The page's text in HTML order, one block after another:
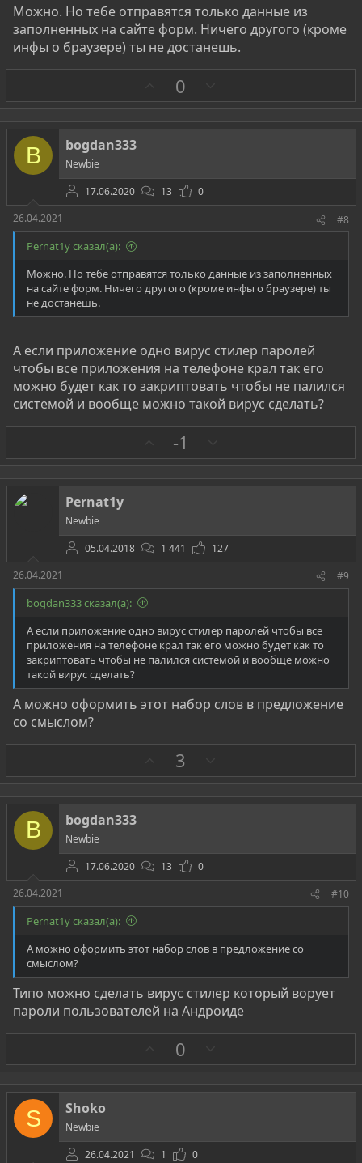
Можно. Но тебе отправятся только данные из
заполненных на сайте форм. Ничего другого (кроме
инфы о браузере) ты не достанешь.
а
0
р
о
в
B bogdan333
Newbie
17.06.2020
13
0
26.04.2021
#8
Pernat1y сказал(а):
Можно. Но тебе отправятся только данные из заполненных
на сайте форм. Ничего другого (кроме инфы о браузере) ты
не достанешь.
А если приложение одно вирус стилер паролей
чтобы все приложения на телефоне крал так его
можно будет как то закриптовать чтобы не палился
системой и вообще можно такой вирус сделать?
а
-1
р
о
в
Pernat1y
Newbie
05.04.2018
1 441
127
26.04.2021
#9
bogdan333 сказал(а):
А если приложение одно вирус стилер паролей чтобы все
приложения на телефоне крал так его можно будет как то
закриптовать чтобы не палился системой и вообще можно
такой вирус сделать?
А можно оформить этот набор слов в предложение
со смыслом?
а
3
р
о
в
B bogdan333
Newbie
17.06.2020
13
0
26.04.2021
#10
Pernat1y сказал(а):
А можно оформить этот набор слов в предложение со
смыслом?
Типо можно сделать вирус стилер который ворует
пароли пользователей на Андроиде
а
0
р
о
в
S Shoko
Newbie
26.04.2021
1
0